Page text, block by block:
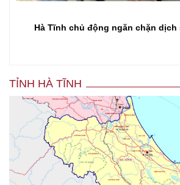
Hà Tĩnh chủ động ngăn chặn
TỈNH HÀ TĨNH